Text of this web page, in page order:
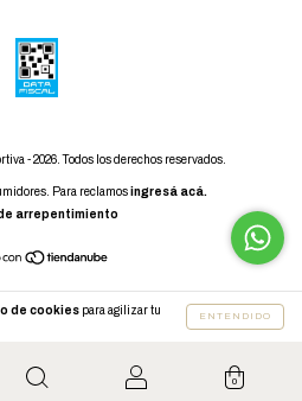
de cookies para agilizar tu
ENTENDIDO
0
- 2026. Todos los derechos reservados.
Para reclamosingresá acá.
arrepentimiento